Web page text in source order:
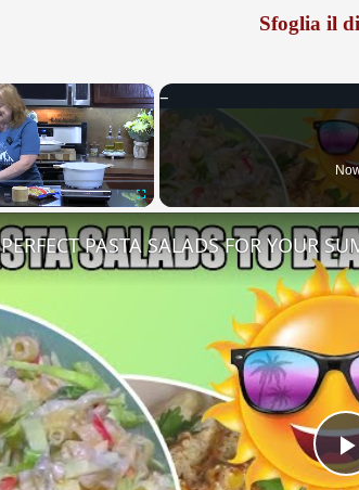
Sfoglia il
×
PERFECT PASTA SALADS FOR YOUR